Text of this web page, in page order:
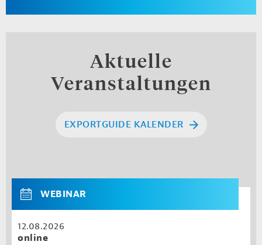
Aktuelle
Veranstaltungen
EXPORTGUIDE KALENDER
WEBINAR
12.08.2026
online